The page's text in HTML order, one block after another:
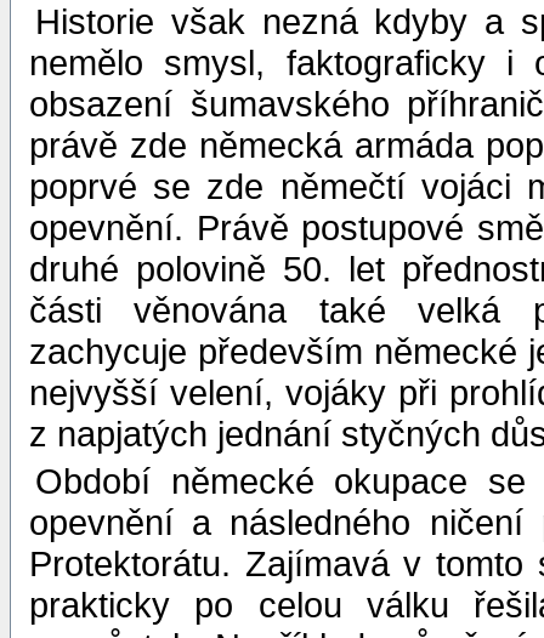
Historie však nezná kdyby a
nemělo smysl, faktograficky i
obsazení šumavského
právě zde německá armáda
poprvé se zde němečtí vojáci
opevnění. Právě postupové
druhé polovině 50. let
části věnována také velká
zachycuje především německé
nejvyšší velení, vojáky při
z napjatých jednání styčných
Období německé okupace
opevnění a následného
Protektorátu. Zajímavá v
prakticky po celou válku